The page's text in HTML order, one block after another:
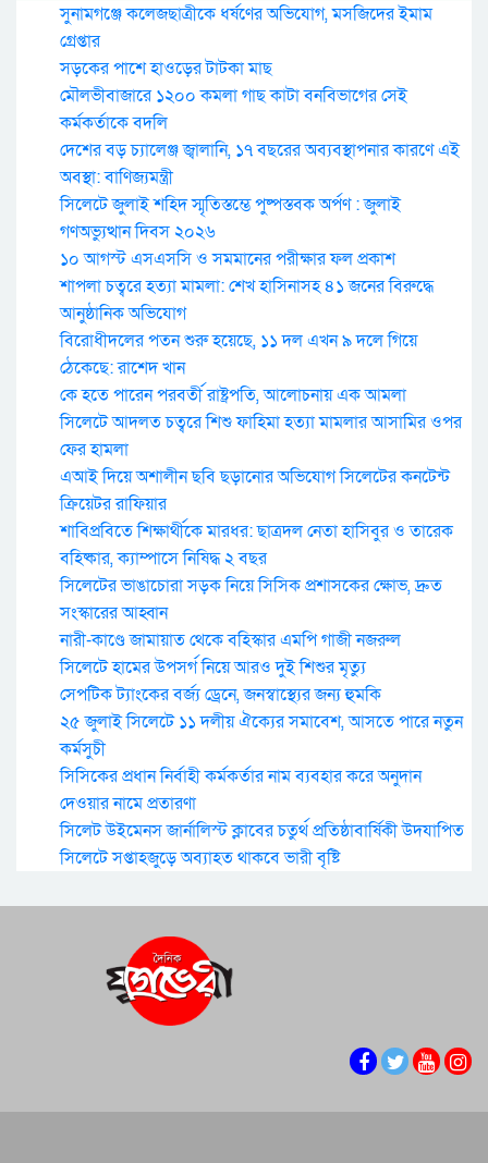
সুনামগঞ্জে কলেজছাত্রীকে ধর্ষণের অভিযোগ, মসজিদের ইমাম
গ্রেপ্তার
সড়কের পাশে হাওড়ের টাটকা মাছ
মৌলভীবাজারে ১২০০ কমলা গাছ কাটা বনবিভাগের সেই
কর্মকর্তাকে বদলি
দেশের বড় চ্যালেঞ্জ জ্বালানি, ১৭ বছরের অব্যবস্থাপনার কারণে এই
অবস্থা: বাণিজ্যমন্ত্রী
সিলেটে জুলাই শহিদ স্মৃতিস্তম্ভে পুষ্পস্তবক অর্পণ : জুলাই
গণঅভ্যুত্থান দিবস ২০২৬
১০ আগস্ট এসএসসি ও সমমানের পরীক্ষার ফল প্রকাশ
শাপলা চত্বরে হত্যা মামলা: শেখ হাসিনাসহ ৪১ জনের বিরুদ্ধে
আনুষ্ঠানিক অভিযোগ
বিরোধীদলের পতন শুরু হয়েছে, ১১ দল এখন ৯ দলে গিয়ে
ঠেকেছে: রাশেদ খান
কে হতে পারেন পরবর্তী রাষ্ট্রপতি, আলোচনায় এক আমলা
সিলেটে আদলত চত্বরে শিশু ফাহিমা হত্যা মামলার আসামির ওপর
ফের হামলা
এআই দিয়ে অশালীন ছবি ছড়ানোর অভিযোগ সিলেটের কনটেন্ট
ক্রিয়েটর রাফিয়ার
শাবিপ্রবিতে শিক্ষার্থীকে মারধর: ছাত্রদল নেতা হাসিবুর ও তারেক
বহিষ্কার, ক্যাম্পাসে নিষিদ্ধ ২ বছর
সিলেটের ভাঙাচোরা সড়ক নিয়ে সিসিক প্রশাসকের ক্ষোভ, দ্রুত
সংস্কারের আহ্বান
নারী-কাণ্ডে জামায়াত থেকে বহিস্কার এমপি গাজী নজরুল
সিলেটে হামের উপসর্গ নিয়ে আরও দুই শিশুর মৃত্যু
সেপটিক ট্যাংকের বর্জ্য ড্রেনে, জনস্বাস্থ্যের জন্য হুমকি
২৫ জুলাই সিলেটে ১১ দলীয় ঐক্যের সমাবেশ, আসতে পারে নতুন
কর্মসুচী
সিসিকের প্রধান নির্বাহী কর্মকর্তার নাম ব্যবহার করে অনুদান
দেওয়ার নামে প্রতারণা
সিলেট উইমেনস জার্নালিস্ট ক্লাবের চতুর্থ প্রতিষ্ঠাবার্ষিকী উদযাপিত
সিলেটে সপ্তাহজুড়ে অব্যাহত থাকবে ভারী বৃষ্টি